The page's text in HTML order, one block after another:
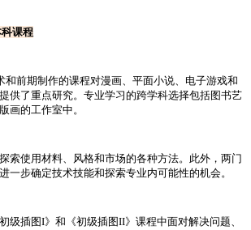
课程
前期制作的课程对漫画、平面小说、电子游戏和
供了重点研究。专业学习的跨学科选择包括图书艺
画的工作室中。
使用材料、风格和市场的各种方法。此外，两门
一步确定技术技能和探索专业内可能性的机会。
插图I》和《初级插图II》课程中面对解决问题、